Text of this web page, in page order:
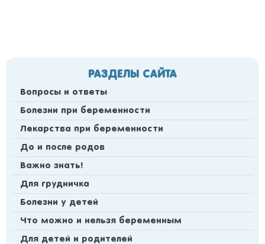
РАЗДЕЛЫ САЙТА
Вопросы и ответы
Болезни при беременности
Лекарства при беременности
До и после родов
Важно знать!
Для грудничка
Болезни у детей
Что можно и нельзя беременным
Для детей и родителей